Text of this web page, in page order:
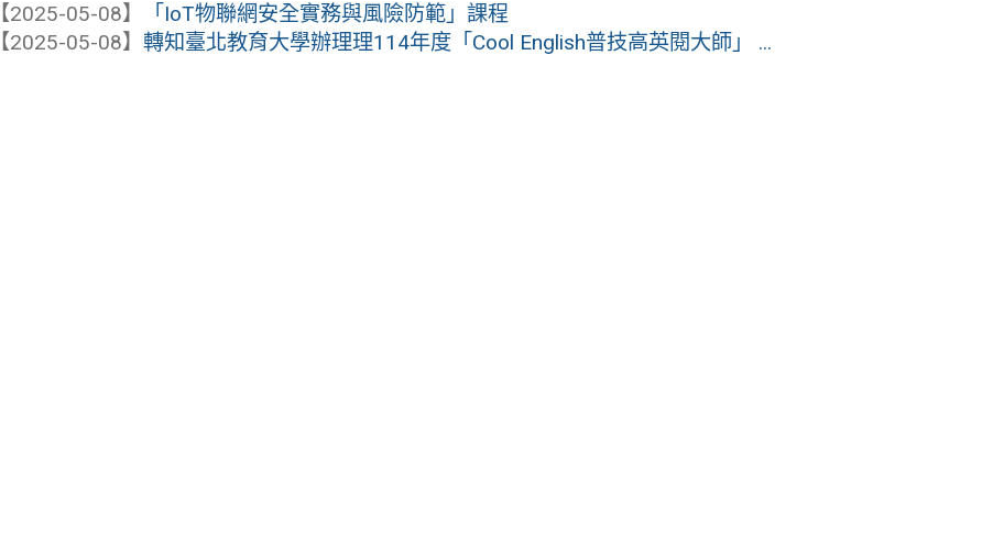
【2025-05-08】
「IoT物聯網安全實務與風險防範」課程
【2025-05-08】轉知臺北教育大學辦理理114年度「Cool English普技高英閱大師」 ...